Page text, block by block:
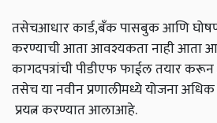
तसेचआधार कार्ड,बँक पासबुक आणि घोषणा
करण्याची आता आवश्यकता नाही आता
कागदपत्रांची पीडीएफ फाईल तयार
तसेच या नवीन प्रणालीमध्ये योजना
प्रयत्न करण्यात आलाआहे.